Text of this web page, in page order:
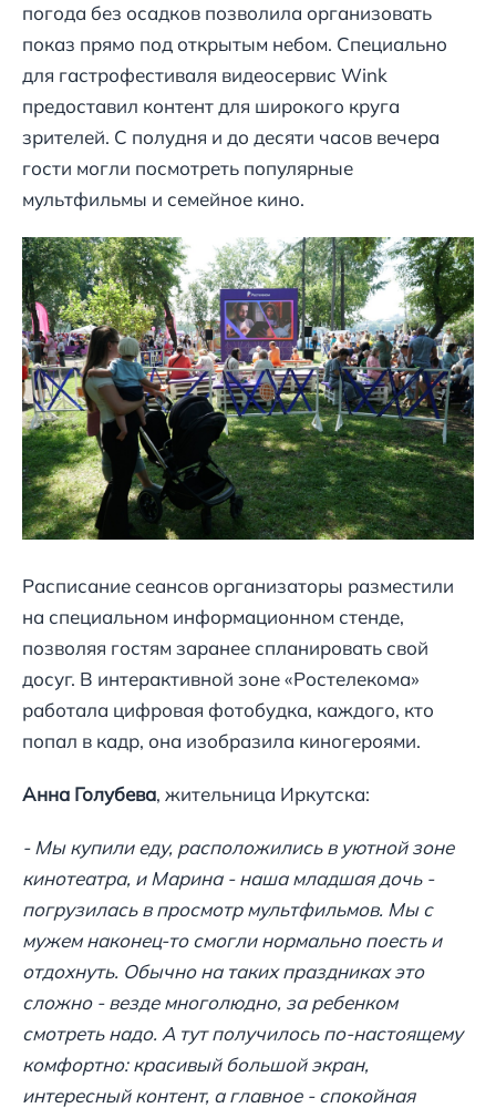
погода без осадков позволила организовать
показ прямо под открытым небом. Специально
для гастрофестиваля видеосервис Wink
предоставил контент для широкого круга
зрителей. С полудня и до десяти часов вечера
гости могли посмотреть популярные
мультфильмы и семейное кино.
Расписание сеансов организаторы разместили
на специальном информационном стенде,
позволяя гостям заранее спланировать свой
досуг. В интерактивной зоне «Ростелекома»
работала цифровая фотобудка, каждого, кто
попал в кадр, она изобразила киногероями.
Анна Голубева, жительница Иркутска:
- Мы купили еду, расположились в уютной зоне
кинотеатра, и Марина - наша младшая дочь -
погрузилась в просмотр мультфильмов. Мы с
мужем наконец-то смогли нормально поесть и
отдохнуть. Обычно на таких праздниках это
сложно - везде многолюдно, за ребенком
смотреть надо. А тут получилось по-настоящему
комфортно: красивый большой экран,
интересный контент, а главное - спокойная